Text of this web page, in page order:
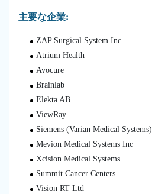
主要な企業:
ZAP Surgical System Inc.
Atrium Health
Avocure
Brainlab
Elekta AB
ViewRay
Siemens (Varian Medical Systems)
Mevion Medical Systems Inc
Xcision Medical Systems
Summit Cancer Centers
Vision RT Ltd